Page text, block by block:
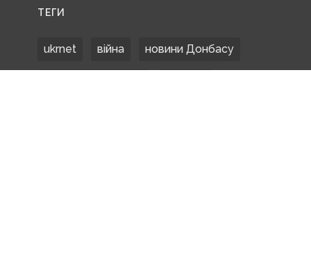
ТЕГИ
ukrnet війна новини Донбасу